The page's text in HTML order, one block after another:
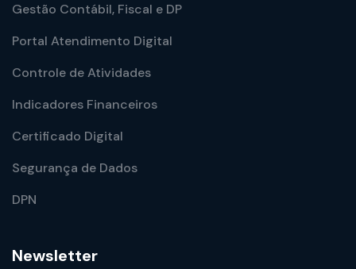
Gestão Contábil, Fiscal e DP
Portal Atendimento Digital
Controle de Atividades
Indicadores Financeiros
Certificado Digital
Segurança de Dados
DPN
Newsletter